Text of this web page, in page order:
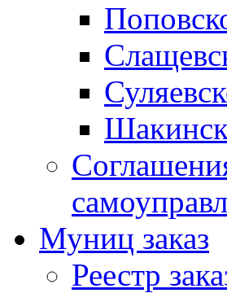
Муниц заказ
Реестр